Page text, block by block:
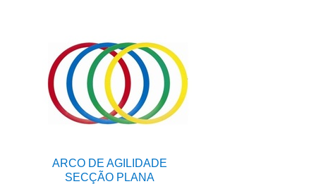
ARCO DE AGILIDADE
SECÇÃO PLANA